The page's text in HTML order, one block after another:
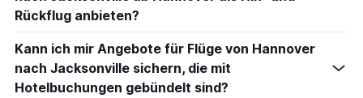
Rückflug anbieten?
Kann ich mir Angebote für Flüge von Hannover
nach Jacksonville sichern, die mit
Hotelbuchungen gebündelt sind?